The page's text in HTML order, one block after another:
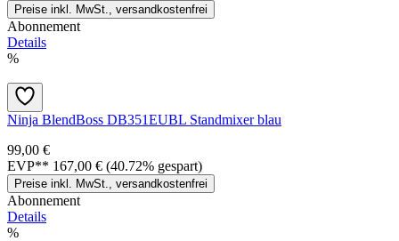
Preise inkl. MwSt., versandkostenfrei
Abonnement
Details
%
Ninja BlendBoss DB351EUBL Standmixer blau
99,00 €
EVP** 167,00 € (40.72% gespart)
Preise inkl. MwSt., versandkostenfrei
Abonnement
Details
%